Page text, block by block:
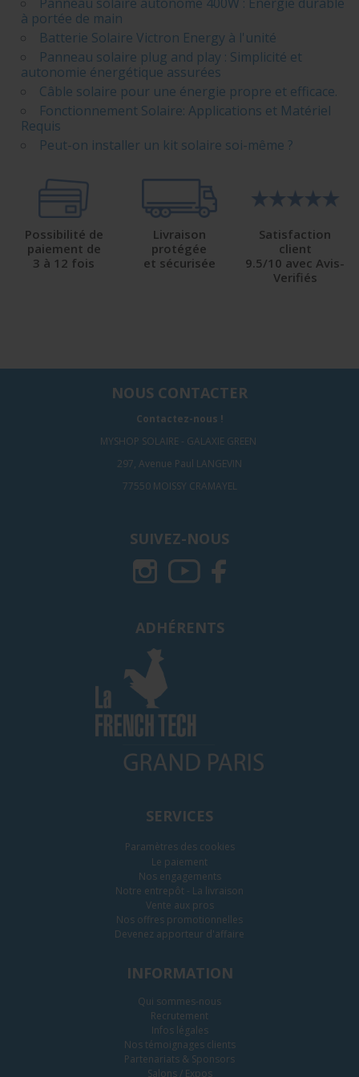
à portée de main
Batterie Solaire Victron Energy à l'unité
Panneau solaire plug and play : Simplicité et
autonomie énergétique assurées
Câble solaire pour une énergie propre et efficace.
Fonctionnement Solaire: Applications et Matériel
Requis
Peut-on installer un kit solaire soi-même ?
Possibilité de
paiement de
3 à 12 fois
Livraison
protégée
et sécurisée
Satisfaction
client
9.5/10 avec Avis-
Verifiés
NOUS CONTACTER
Contactez-nous !
MYSHOP SOLAIRE - GALAXIE GREEN
297, Avenue Paul LANGEVIN
77550 MOISSY CRAMAYEL
SUIVEZ-NOUS
ADHÉRENTS
SERVICES
Paramètres des cookies
Le paiement
Nos engagements
Notre entrepôt - La livraison
Vente aux pros
Nos offres promotionnelles
Devenez apporteur d'affaire
INFORMATION
Qui sommes-nous
Recrutement
Infos légales
Nos témoignages clients
Partenariats & Sponsors
Salons / Expos